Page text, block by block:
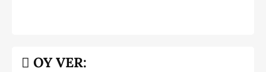
OY VER: